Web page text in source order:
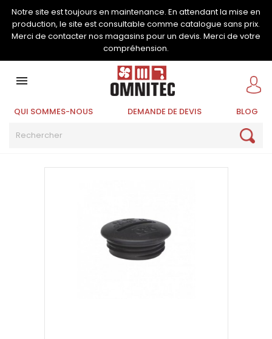
Notre site est toujours en maintenance. En attendant la mise en
production, le site est consultable comme catalogue sans prix.
Merci de contacter nos magasins pour un devis. Merci de votre
compréhension.

QUI SOMMES-NOUS DEMANDE DE DEVIS BLOG